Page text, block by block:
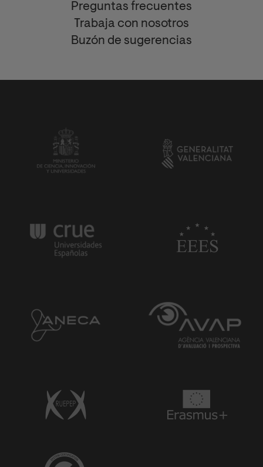
Preguntas frecuentes
Trabaja con nosotros
Buzón de sugerencias